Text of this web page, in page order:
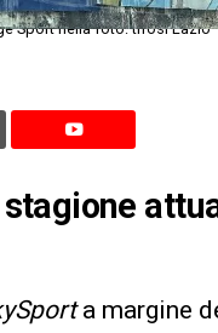
Sport nella foto: tifosi Lazio
a margine